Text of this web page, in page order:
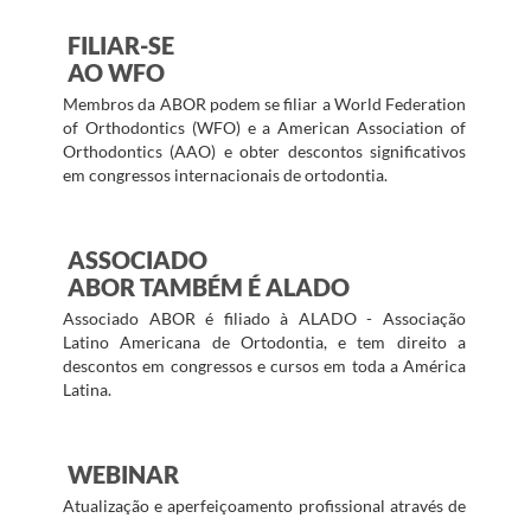
FILIAR-SE
AO WFO
Membros da ABOR podem se filiar a World Federation
of Orthodontics (WFO) e a American Association of
Orthodontics (AAO) e obter descontos significativos
em congressos internacionais de ortodontia.
ASSOCIADO
ABOR TAMBÉM É ALADO
Associado ABOR é filiado à ALADO - Associação
Latino Americana de Ortodontia, e tem direito a
descontos em congressos e cursos em toda a América
Latina.
WEBINAR
Atualização e aperfeiçoamento profissional através de